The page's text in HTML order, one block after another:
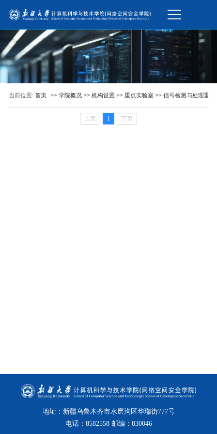
当前位置: 首页 >> 学院概况>> 机构设置>> 重点实验室>> 信号检测与处理重点
上页 1 下页
地址：新疆乌鲁木齐市水磨沟区华瑞街777号
电话：8582558 邮编：830046